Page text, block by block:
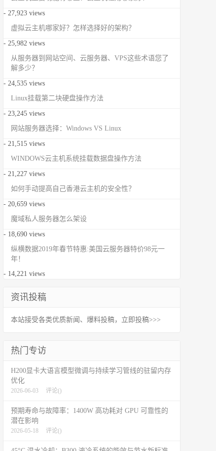
- 27,923 views
虚拟云主机哪家好？怎样选择好的架构？
- 25,982 views
从服务器到网站空间、云服务器、VPS这些术语您了
解多少？
- 24,535 views
Linux挂载第二块硬盘操作方法
- 23,245 views
网站服务器选择：Windows VS Linux
- 21,515 views
WINDOWS云主机系统挂载数据盘操作方法
- 21,227 views
如何手动提高自己香港云主机的安全性？
- 20,659 views
魔域私人服务器怎么架设
- 18,690 views
纵横数据2019年春节特惠:美国云服务器特价98元一
年！
- 14,221 views
资讯投稿
本站接受各类优质新闻、爆料投稿，立即投稿>>>
热门专访
H200显卡大语言模型微调与持续学习管线的驻留内存
优化
2026-06-03 评论()
预期寿命与故障率：1400W 高功耗对 GPU 可靠性的
潜在影响
2026-05-18 评论()